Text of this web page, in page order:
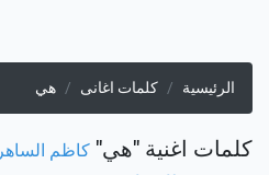
الرئيسية كلمات اغانى هي
كلمات اغنية "هي" كاظم الساهر